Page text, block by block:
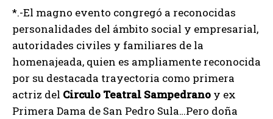
*.-El magno evento congregó a reconocidas
personalidades del ámbito social y empresarial,
autoridades civiles y familiares de la
homenajeada, quien es ampliamente reconocida
por su destacada trayectoria como primera
actriz del Circulo Teatral Sampedrano y ex
Primera Dama de San Pedro Sula…Pero doña